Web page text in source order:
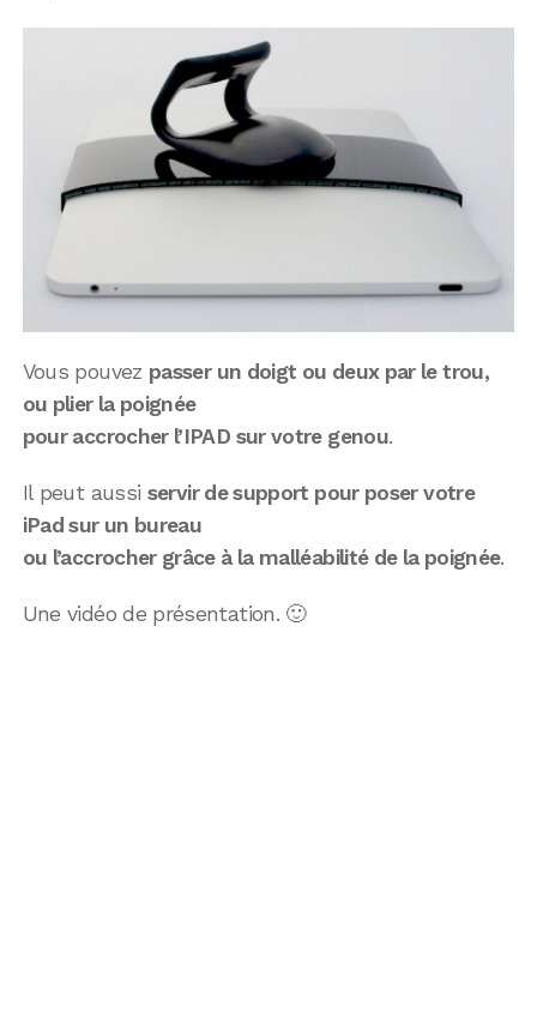
Vous pouvez passer un doigt ou deux par le trou,
ou plier la poignée
pour accrocher l’IPAD sur votre genou.
Il peut aussi servir de support pour poser votre
iPad sur un bureau
ou l’accrocher grâce à la malléabilité de la poignée.
Une vidéo de présentation. 🙂